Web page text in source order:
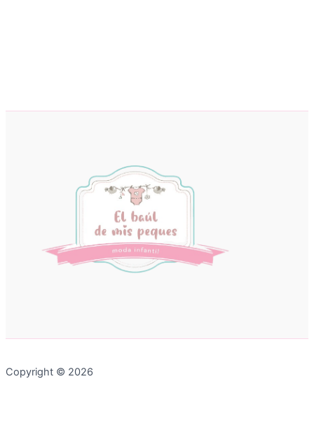
Copyright © 2026